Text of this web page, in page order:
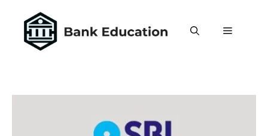
content
MENU